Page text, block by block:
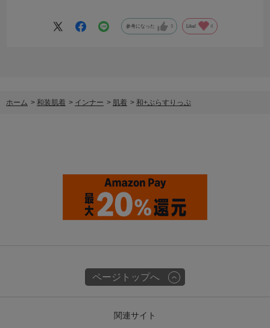
参考になった 3 Like! 4
ホーム > 和装肌着 > インナー > 肌着 > 和+ぶらすりっぷ
ページトップへ
関連サイト